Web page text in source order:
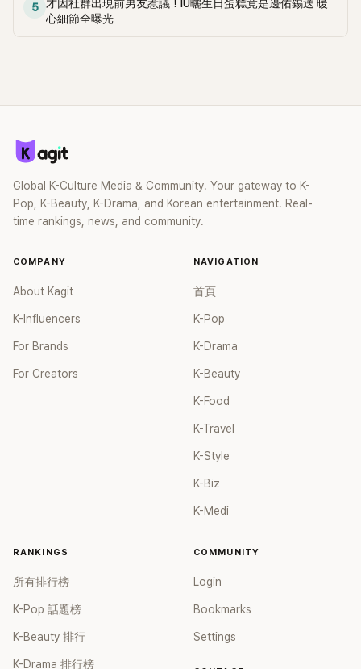
以便懷著感恩的心情進行了準備。」 李寒星接著說：「故事是從
媽媽很小的時候開始的，關於外貌、父母的故事，我都有過類
傳起來，網友們紛紛表示：「想法真好」、「很有智慧！」、「感覺她
會成爲一名有深度的演員」、「採訪很帥，帶面具時也很帥」、「角
色詮釋得很好！」等，反應熱烈。另外，《假面女郎》將於18日在
Netflix上公開。
5
才因社群出現前男友惹議！IU曬生日蛋糕竟是邊佑錫送 暖
心細節全曝光
Global K-Culture Media & Community. Your gateway to K-
Pop, K-Beauty, K-Drama, and Korean entertainment. Real-
time rankings, news, and community.
COMPANY
About Kagit
K-Influencers
For Brands
For Creators
NAVIGATION
首頁
K-Pop
K-Drama
K-Beauty
K-Food
K-Travel
K-Style
K-Biz
K-Medi
RANKINGS
所有排行榜
K-Pop 話題榜
K-Beauty 排行
K-Drama 排行榜
COMMUNITY
Login
Bookmarks
Settings